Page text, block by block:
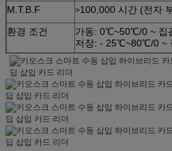
M.T.B.F
>100,000 시간 (전자
환경 조건
가동: 0℃~50℃/0 ~ 집
저장: - 25℃~80℃/0 ~
무게
240g에 관하여